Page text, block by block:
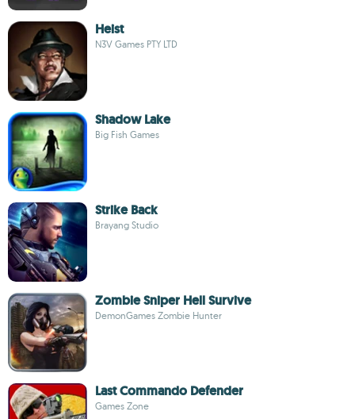
Heist
N3V Games PTY LTD
Shadow Lake
Big Fish Games
Strike Back
Brayang Studio
Zombie Sniper Hell Survive
DemonGames Zombie Hunter
Last Commando Defender
Games Zone